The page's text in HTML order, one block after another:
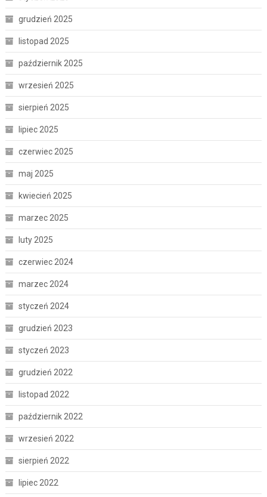
grudzień 2025
listopad 2025
październik 2025
wrzesień 2025
sierpień 2025
lipiec 2025
czerwiec 2025
maj 2025
kwiecień 2025
marzec 2025
luty 2025
czerwiec 2024
marzec 2024
styczeń 2024
grudzień 2023
styczeń 2023
grudzień 2022
listopad 2022
październik 2022
wrzesień 2022
sierpień 2022
lipiec 2022